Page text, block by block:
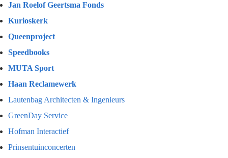
Jan Roelof Geertsma Fonds
Kurioskerk
Queenproject
Speedbooks
MUTA Sport
Haan Reclamewerk
Lautenbag Architecten & Ingenieurs
GreenDay Service
Hofman Interactief
Prinsentuinconcerten